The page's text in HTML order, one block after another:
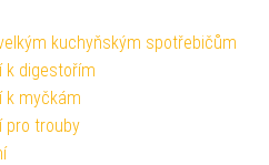
kuchyňským spotřebičům
k digestořím
k myčkám
pro trouby